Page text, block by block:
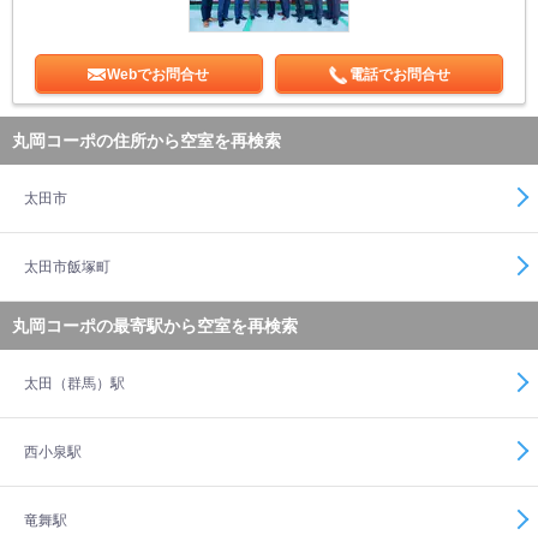
Webでお問合せ 電話でお問合せ
丸岡コーポの住所から空室を再検索
太田市
太田市飯塚町
丸岡コーポの最寄駅から空室を再検索
太田（群馬）駅
西小泉駅
竜舞駅